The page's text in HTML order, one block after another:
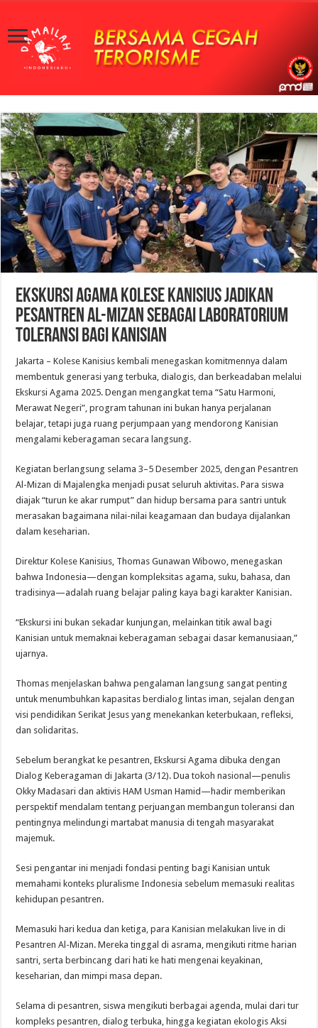
Ekskursi Agama Kolese Kanisius Jadikan
Pesantren Al-Mizan sebagai Laboratorium
Toleransi bagi Kanisian
Jakarta – Kolese Kanisius kembali menegaskan komitmennya dalam
membentuk generasi yang terbuka, dialogis, dan berkeadaban melalui
Ekskursi Agama 2025. Dengan mengangkat tema “Satu Harmoni,
Merawat Negeri”, program tahunan ini bukan hanya perjalanan
belajar, tetapi juga ruang perjumpaan yang mendorong Kanisian
mengalami keberagaman secara langsung.
Kegiatan berlangsung selama 3–5 Desember 2025, dengan Pesantren
Al-Mizan di Majalengka menjadi pusat seluruh aktivitas. Para siswa
diajak “turun ke akar rumput” dan hidup bersama para santri untuk
merasakan bagaimana nilai-nilai keagamaan dan budaya dijalankan
dalam keseharian.
Direktur Kolese Kanisius, Thomas Gunawan Wibowo, menegaskan
bahwa Indonesia—dengan kompleksitas agama, suku, bahasa, dan
tradisinya—adalah ruang belajar paling kaya bagi karakter Kanisian.
“Ekskursi ini bukan sekadar kunjungan, melainkan titik awal bagi
Kanisian untuk memaknai keberagaman sebagai dasar kemanusiaan,”
ujarnya.
Thomas menjelaskan bahwa pengalaman langsung sangat penting
untuk menumbuhkan kapasitas berdialog lintas iman, sejalan dengan
visi pendidikan Serikat Jesus yang menekankan keterbukaan, refleksi,
dan solidaritas.
Sebelum berangkat ke pesantren, Ekskursi Agama dibuka dengan
Dialog Keberagaman di Jakarta (3/12). Dua tokoh nasional—penulis
Okky Madasari dan aktivis HAM Usman Hamid—hadir memberikan
perspektif mendalam tentang perjuangan membangun toleransi dan
pentingnya melindungi martabat manusia di tengah masyarakat
majemuk.
Sesi pengantar ini menjadi fondasi penting bagi Kanisian untuk
memahami konteks pluralisme Indonesia sebelum memasuki realitas
kehidupan pesantren.
Memasuki hari kedua dan ketiga, para Kanisian melakukan live in di
Pesantren Al-Mizan. Mereka tinggal di asrama, mengikuti ritme harian
santri, serta berbincang dari hati ke hati mengenai keyakinan,
keseharian, dan mimpi masa depan.
Selama di pesantren, siswa mengikuti berbagai agenda, mulai dari tur
kompleks pesantren, dialog terbuka, hingga kegiatan ekologis Aksi